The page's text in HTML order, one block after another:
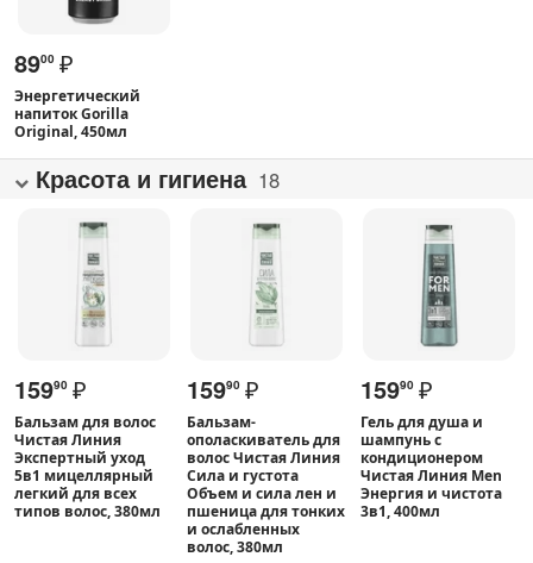
8900 ₽
Энергетический
напиток Gorilla
Original, 450мл
Красота и гигиена 18
15990 ₽
Бальзам для волос
Чистая Линия
Экспертный уход
5в1 мицеллярный
легкий для всех
типов волос, 380мл
15990 ₽
Бальзам-
ополаскиватель для
волос Чистая Линия
Сила и густота
Объем и сила лен и
пшеница для тонких
и ослабленных
волос, 380мл
15990 ₽
Гель для душа и
шампунь с
кондиционером
Чистая Линия Men
Энергия и чистота
3в1, 400мл